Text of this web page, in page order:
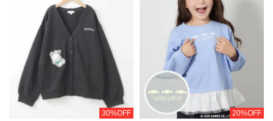
30%OFF 20%OFF